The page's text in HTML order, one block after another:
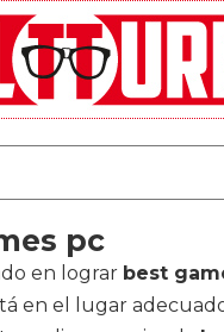
pc
en lograr best
en el lugar